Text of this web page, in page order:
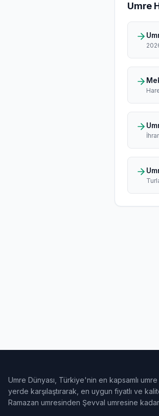
Umre
Umre Dünyası, Türkiye'nin en kapsamlı
yerde karşılaştırarak, en uygun fiyatlı ve
Ramazan umresinden Şevval umresine